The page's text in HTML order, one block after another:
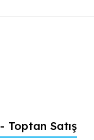
Toptan Satış